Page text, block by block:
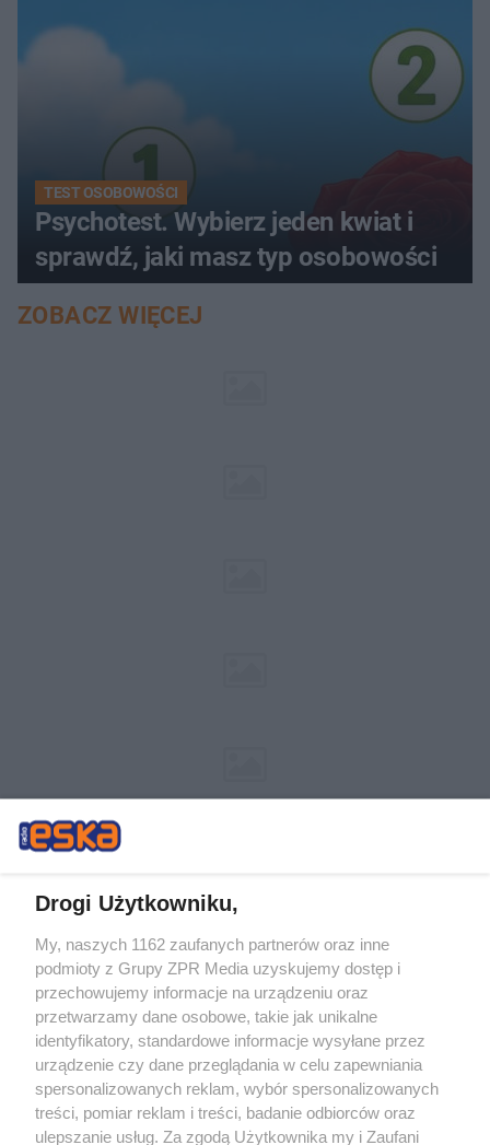
TEST OSOBOWOŚCI
Psychotest. Wybierz jeden kwiat i
sprawdź, jaki masz typ osobowości
ZOBACZ WIĘCEJ
Żaden utwór zamieszczony w serwisie nie może być powielany i
rozpowszechniany lub dalej rozpowszechniany w jakikolwiek sposób (w
tym także elektroniczny lub mechaniczny) na jakimkolwiek polu
eksploatacji w jakiejkolwiek formie, włącznie z umieszczaniem w Internecie
bez pisemnej zgody właściciela praw. Jakiekolwiek użycie lub
wykorzystanie utworów w całości lub w części z naruszeniem prawa, tzn.
bez właściwej zgody, jest zabronione pod groźbą kary i może być ścigane
prawnie.
Drogi Użytkowniku,
My, naszych 1162 zaufanych partnerów oraz inne
podmioty z Grupy ZPR Media uzyskujemy dostęp i
przechowujemy informacje na urządzeniu oraz
przetwarzamy dane osobowe, takie jak unikalne
identyfikatory, standardowe informacje wysyłane przez
urządzenie czy dane przeglądania w celu zapewniania
spersonalizowanych reklam, wybór spersonalizowanych
treści, pomiar reklam i treści, badanie odbiorców oraz
ulepszanie usług. Za zgodą Użytkownika my i Zaufani